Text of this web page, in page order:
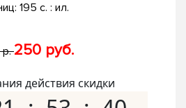
195 с. : ил.
р.250 руб.
действия скидки